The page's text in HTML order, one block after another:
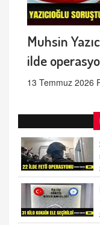
Muhsin
ilde
13 Temmuz 2026